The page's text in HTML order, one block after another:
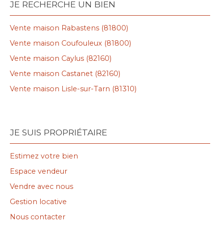
JE RECHERCHE UN BIEN
Vente maison Rabastens (81800)
Vente maison Coufouleux (81800)
Vente maison Caylus (82160)
Vente maison Castanet (82160)
Vente maison Lisle-sur-Tarn (81310)
JE SUIS PROPRIÉTAIRE
Estimez votre bien
Espace vendeur
Vendre avec nous
Gestion locative
Nous contacter